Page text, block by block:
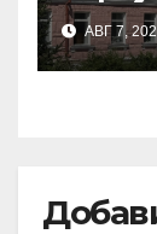
АВГ 7,